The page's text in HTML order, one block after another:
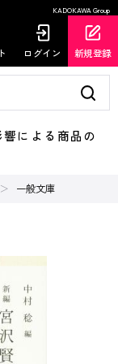
KADOKAWA Group
ログイン 新規登録
による商品の
一般文庫